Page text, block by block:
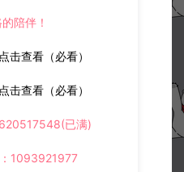
陪伴！
点击查看（必看）
点击查看（必看）
已满)
1093921977